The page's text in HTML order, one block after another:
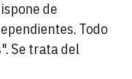
de
Todo
Se trata del